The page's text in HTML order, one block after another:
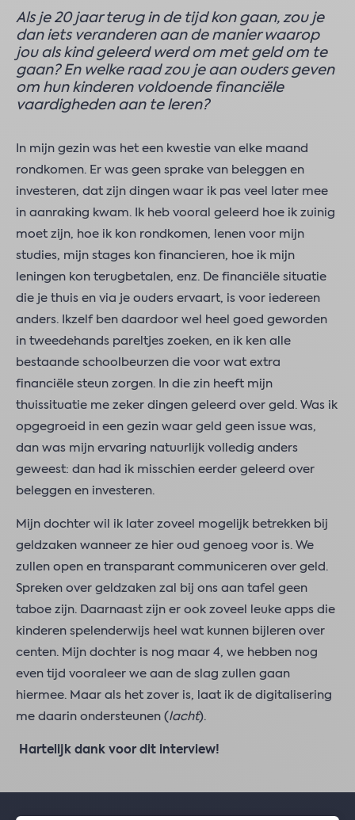
Als je 20 jaar terug in de tijd kon gaan, zou je
dan iets veranderen aan de manier waarop
jou als kind geleerd werd om met geld om te
gaan? En welke raad zou je aan ouders geven
om hun kinderen voldoende financiële
vaardigheden aan te leren?
In mijn gezin was het een kwestie van elke maand
rondkomen. Er was geen sprake van beleggen en
investeren, dat zijn dingen waar ik pas veel later mee
in aanraking kwam. Ik heb vooral geleerd hoe ik zuinig
moet zijn, hoe ik kon rondkomen, lenen voor mijn
studies, mijn stages kon financieren, hoe ik mijn
leningen kon terugbetalen, enz. De financiële situatie
die je thuis en via je ouders ervaart, is voor iedereen
anders. Ikzelf ben daardoor wel heel goed geworden
in tweedehands pareltjes zoeken, en ik ken alle
bestaande schoolbeurzen die voor wat extra
financiële steun zorgen. In die zin heeft mijn
thuissituatie me zeker dingen geleerd over geld. Was ik
opgegroeid in een gezin waar geld geen issue was,
dan was mijn ervaring natuurlijk volledig anders
geweest: dan had ik misschien eerder geleerd over
beleggen en investeren.
Mijn dochter wil ik later zoveel mogelijk betrekken bij
geldzaken wanneer ze hier oud genoeg voor is. We
zullen open en transparant communiceren over geld.
Spreken over geldzaken zal bij ons aan tafel geen
taboe zijn. Daarnaast zijn er ook zoveel leuke apps die
kinderen spelenderwijs heel wat kunnen bijleren over
centen. Mijn dochter is nog maar 4, we hebben nog
even tijd vooraleer we aan de slag zullen gaan
hiermee. Maar als het zover is, laat ik de digitalisering
me daarin ondersteunen ( lacht).
Hartelijk dank voor dit interview!